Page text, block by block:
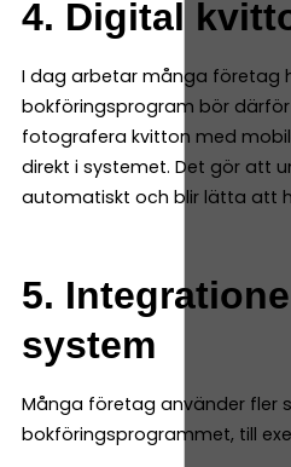
4. Digital
I dag arbetar många företag
bokföringsprogram bör
fotografera kvitton med
direkt i systemet. Det gör att
automatiskt och blir lätta att
5.
system
Många företag använder fler
bokföringsprogrammet, till